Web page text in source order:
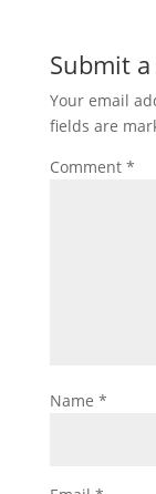
Submit
Your email
fields are
Comment *
Name *